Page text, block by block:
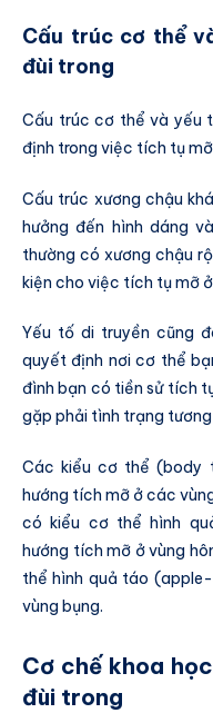
Cấu trúc cơ thể
đùi trong
Cấu trúc cơ thể và yếu
định trong việc tích tụ mỡ
Cấu trúc xương chậu
hưởng đến hình dáng
thường có xương chậu
kiện cho việc tích tụ mỡ
Yếu tố di truyền cũng
quyết định nơi cơ thể
đình bạn có tiền sử tích
gặp phải tình trạng
Các kiểu cơ thể (body
hướng tích mỡ ở các
có kiểu cơ thể hình
hướng tích mỡ ở vùng
thể hình quả táo
vùng bụng.
Cơ chế khoa
đùi trong